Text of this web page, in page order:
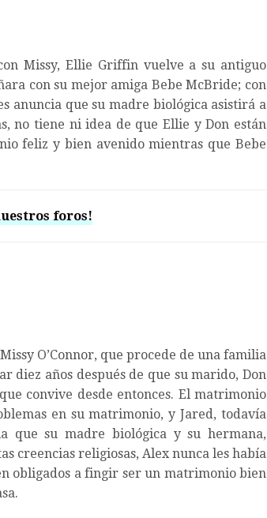
Missy, Ellie Griffin vuelve a su antiguo
con su mejor amiga Bebe McBride; con
anuncia que su madre biológica asistirá a
no tiene ni idea de que Ellie y Don están
feliz y bien avenido mientras que Bebe
foros!
O’Connor, que procede de una familia
diez años después de que su marido, Don
convive desde entonces. El matrimonio
en su matrimonio, y Jared, todavía
que su madre biológica y su hermana,
creencias religiosas, Alex nunca les había
obligados a fingir ser un matrimonio bien